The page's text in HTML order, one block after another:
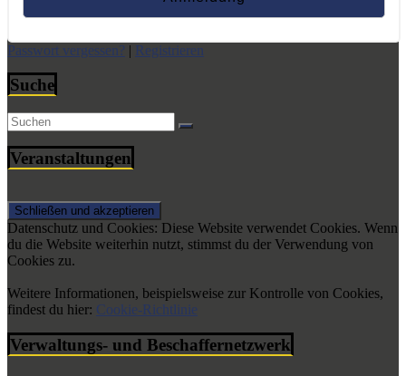
Passwort vergessen? | Registrieren
Suche
Veranstaltungen
Datenschutz und Cookies: Diese Website verwendet Cookies. Wenn
du die Website weiterhin nutzt, stimmst du der Verwendung von
Cookies zu.
Weitere Informationen, beispielsweise zur Kontrolle von Cookies,
findest du hier: Cookie-Richtlinie
Verwaltungs- und Beschaffernetzwerk